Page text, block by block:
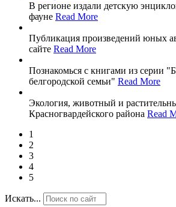
В регионе издали детскую
фауне Read More
Публикация произведений юных
сайте Read More
Познакомься с книгами из серии
белгородской семьи" Read More
Экология, животный и
Красногвардейского района Read
1
2
3
4
5
Искать...